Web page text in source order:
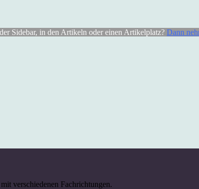
Sidebar, in den Artikeln oder einen Artikelplatz? Dann
verschiedenen Fachrichtungen.